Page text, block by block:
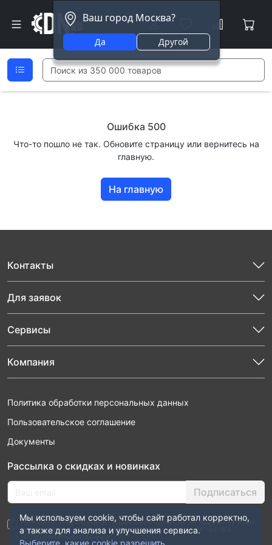
Ваш город Москва?
Да Другой
Ошибка 500
Что-то пошло не так. Обновите страницу или вернитесь на
главную.
На главную
Контакты
Для заявок
Сервисы
Компания
Политика обработки персональных данных
Пользовательское соглашение
Документы
Рассылка о скидках и новинках
Подписаться
Нажимая “Подписаться”, я даю свое согласие на обработку моих
персональных данных в соответствии с законом №152-ФЗ
“О персональных данных”
Мы используем cookie, чтобы сайт работал корректно,
а также для анализа и улучшения сервиса.
Выберите, какие cookie разрешить